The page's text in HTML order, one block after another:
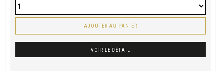
AJOUTER AU PANIER
VOIR LE DÉTAIL